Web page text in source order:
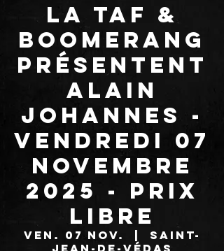
La TAF &
BOOMERANG
présentent
ALAIN
JOHANNES -
Vendredi 07
Novembre
2025 - Prix
libre
ven. 07 nov.
Saint-
Jean-de-Védas